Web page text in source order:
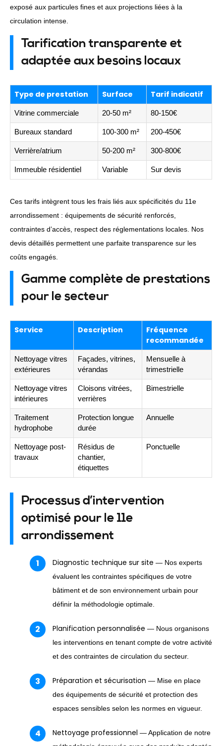
exposé aux particules fines et aux projections liées à la
circulation intense.
Tarification transparente et
adaptée aux besoins locaux
Type de prestation Surface Tarif indicatif
Vitrine commerciale 20-50 m² 80-150€
Bureaux standard 100-300 m² 200-450€
Verrière/atrium 50-200 m² 300-800€
Immeuble résidentiel Variable Sur devis
Ces tarifs intègrent tous les frais liés aux spécificités du 11e
arrondissement : équipements de sécurité renforcés,
contraintes d’accès, respect des réglementations locales. Nos
devis détaillés permettent une parfaite transparence sur les
coûts engagés.
Gamme complète de prestations
pour le secteur
Service Description
Fréquence
recommandée
Nettoyage vitres
extérieures
Façades, vitrines,
vérandas
Mensuelle à
trimestrielle
Nettoyage vitres
intérieures
Cloisons vitrées,
verrières
Bimestrielle
Traitement
hydrophobe
Protection longue
durée
Annuelle
Nettoyage post-
travaux
Résidus de
chantier,
étiquettes
Ponctuelle
Processus d’intervention
optimisé pour le 11e
arrondissement
Diagnostic technique sur site — Nos experts
évaluent les contraintes spécifiques de votre
bâtiment et de son environnement urbain pour
définir la méthodologie optimale.
Planification personnalisée — Nous organisons
les interventions en tenant compte de votre activité
et des contraintes de circulation du secteur.
Préparation et sécurisation — Mise en place
des équipements de sécurité et protection des
espaces sensibles selon les normes en vigueur.
Nettoyage professionnel — Application de notre